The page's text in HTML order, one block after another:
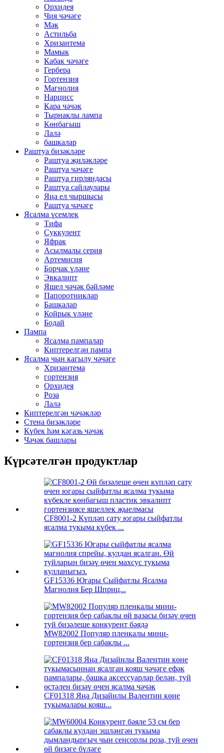
Орхидея
Чия чәчәге
Мәк
Астильба
Хризантема
Мамык
Кабак чәчәге
Гербера
Гортензия
Магнолия
Нарцисс
Кара чәчәк
Тырнаклы лампа
Көнбагыш
Лалә
башкалар
Раштуа бизәкләре
Раштуа җиләкләре
Раштуа чәчәге
Раштуа гирляндасы
Раштуа сайлаулары
Яңа ел чыршысы
Раштуа чәчәге
Ясалма үсемлек
Тифа
Суккулент
Яфрак
Асылмалы серия
Артемисия
Борчак үләне
Эвкалипт
Яшел чәчәк бәйләме
Папоротниклар
Башкалар
Койрык үләне
Бодай
Пампа
Ясалма пампалар
Киптерелгән пампа
Ясалма чын кагылу чәчәге
Хризантема
гортензия
Орхидея
Роза
Лалә
Киптерелгән чәчәкләр
Стена бизәкләре
Күбек һәм кәгазь чәчәк
Чәчәк башлары
Күрсәтелгән продуктлар
CF8001-2 Күпләп сату югары сыйфатлы
ясалма тукыма күбек ...
GF15336 Югары Сыйфатлы Ясалма
Магнолия Бер Шприц...
MW82002 Популяр пленкалы мини-
гортензия бер сабаклы ...
CF01318 Яңа Дизайнлы Валентин көне
тукымалары кояш...